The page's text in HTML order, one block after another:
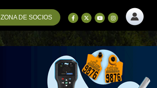
ZONA DE SOCIOS